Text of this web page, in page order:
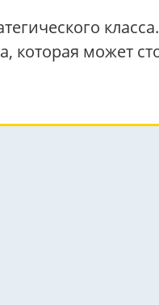
которая может